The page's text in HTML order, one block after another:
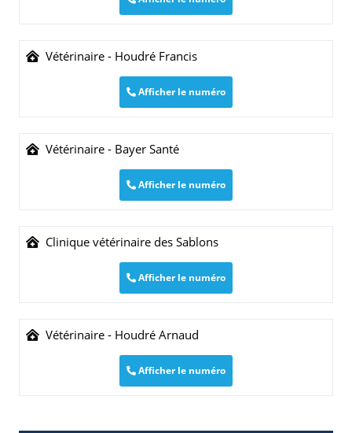
Vétérinaire - Houdré Francis
Afficher le numéro
Vétérinaire - Bayer Santé
Afficher le numéro
Clinique vétérinaire des Sablons
Afficher le numéro
Vétérinaire - Houdré Arnaud
Afficher le numéro